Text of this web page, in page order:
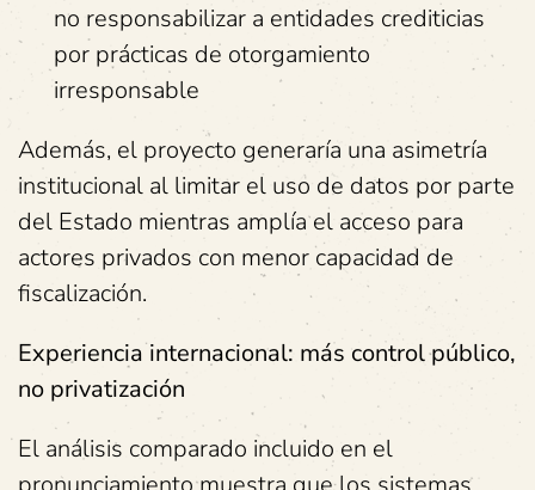
no responsabilizar a entidades crediticias
por prácticas de otorgamiento
irresponsable
Además, el proyecto generaría una asimetría
institucional al limitar el uso de datos por parte
del Estado mientras amplía el acceso para
actores privados con menor capacidad de
fiscalización.
Experiencia internacional: más control público,
no privatización
El análisis comparado incluido en el